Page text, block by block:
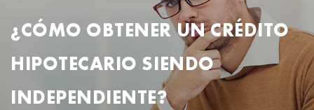
¿CÓMO OBTENER UN CRÉDITO
HIPOTECARIO SIENDO
INDEPENDIENTE?